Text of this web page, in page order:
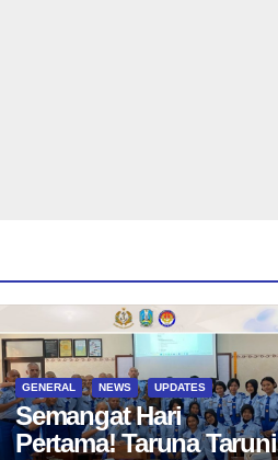
GENERAL NEWS UPDATES
Semangat Hari
Pertama! Taruna Taruni